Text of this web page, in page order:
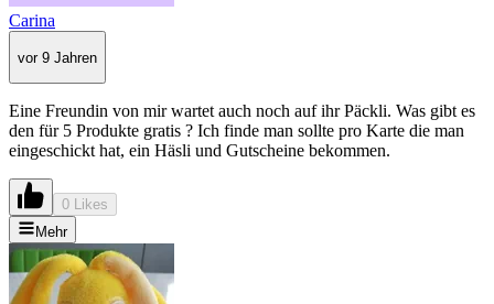
Carina
vor 9 Jahren
Eine Freundin von mir wartet auch noch auf ihr Päckli. Was gibt es
den für 5 Produkte gratis ? Ich finde man sollte pro Karte die man
eingeschickt hat, ein Häsli und Gutscheine bekommen.
0 Likes
Mehr